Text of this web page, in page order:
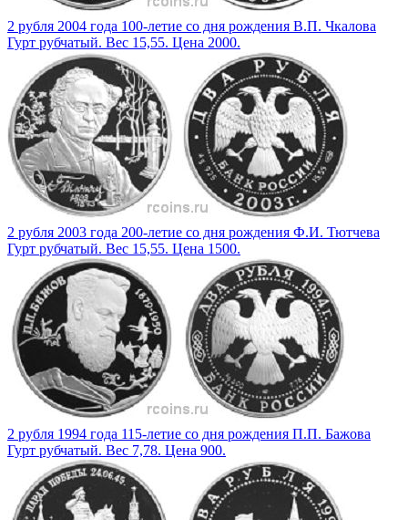
2 рубля 2004 года 100-летие со дня рождения В.П. Чкалова
Гурт рубчатый. Вес 15,55. Цена 2000.
2 рубля 2003 года 200-летие со дня рождения Ф.И. Тютчева
Гурт рубчатый. Вес 15,55. Цена 1500.
2 рубля 1994 года 115-летие со дня рождения П.П. Бажова
Гурт рубчатый. Вес 7,78. Цена 900.